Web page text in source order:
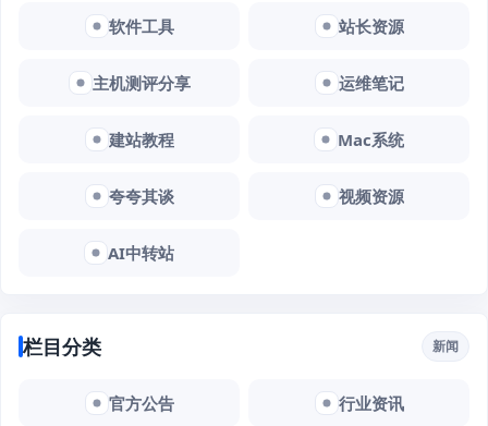
软件工具 站长资源
主机测评分享 运维笔记
建站教程 Mac系统
夸夸其谈 视频资源
AI中转站
栏目分类 新闻
官方公告 行业资讯